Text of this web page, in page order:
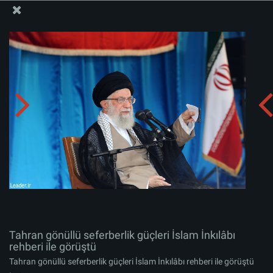
Tahran gönüllü seferberlik güçleri İslam İnkılâbı rehberi
ile görüştü
Albümü indirin:
Tahran gönüllü seferberlik güçleri İslam İnkılâbı
rehberi ile görüştü
Tahran gönüllü seferberlik güçleri İslam İnkılâbı rehberi ile görüştü